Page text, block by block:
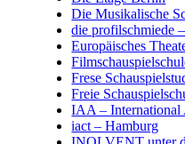
Die Musikalische
die profilschmiede
Europäisches
Frese
Freie
IAA – International
iact – Hamburg